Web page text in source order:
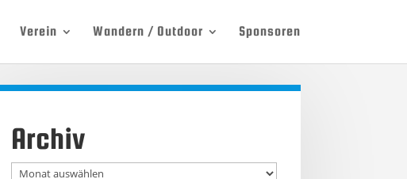
Verein Wandern / Outdoor Sponsoren
Archiv
Archiv